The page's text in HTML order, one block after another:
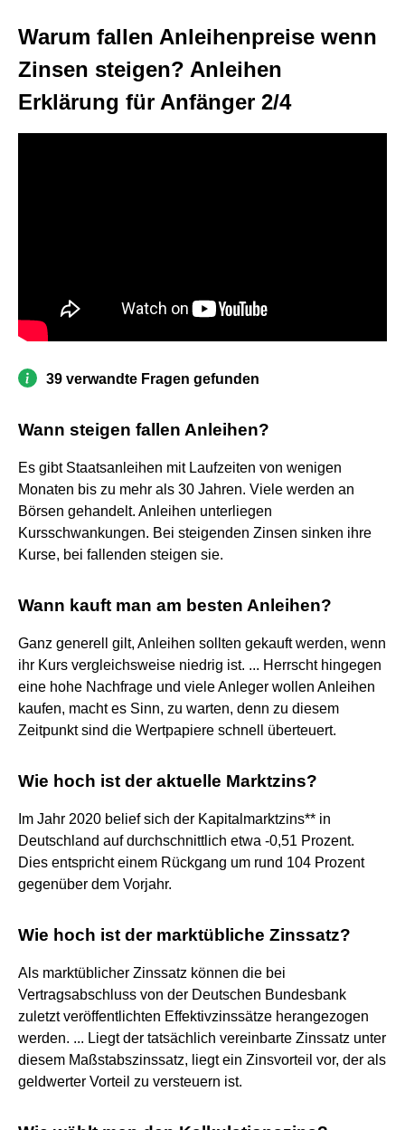
Warum fallen Anleihenpreise wenn
Zinsen steigen? Anleihen
Erklärung für Anfänger 2/4
39 verwandte Fragen gefunden
Wann steigen fallen Anleihen?
Es gibt Staatsanleihen mit Laufzeiten von wenigen
Monaten bis zu mehr als 30 Jahren. Viele werden an
Börsen gehandelt. Anleihen unterliegen
Kursschwankungen. Bei steigenden Zinsen sinken ihre
Kurse, bei fallenden steigen sie.
Wann kauft man am besten Anleihen?
Ganz generell gilt, Anleihen sollten gekauft werden, wenn
ihr Kurs vergleichsweise niedrig ist. ... Herrscht hingegen
eine hohe Nachfrage und viele Anleger wollen Anleihen
kaufen, macht es Sinn, zu warten, denn zu diesem
Zeitpunkt sind die Wertpapiere schnell überteuert.
Wie hoch ist der aktuelle Marktzins?
Im Jahr 2020 belief sich der Kapitalmarktzins** in
Deutschland auf durchschnittlich etwa -0,51 Prozent.
Dies entspricht einem Rückgang um rund 104 Prozent
gegenüber dem Vorjahr.
Wie hoch ist der marktübliche Zinssatz?
Als marktüblicher Zinssatz können die bei
Vertragsabschluss von der Deutschen Bundesbank
zuletzt veröffentlichten Effektivzinssätze herangezogen
werden. ... Liegt der tatsächlich vereinbarte Zinssatz unter
diesem Maßstabszinssatz, liegt ein Zinsvorteil vor, der als
geldwerter Vorteil zu versteuern ist.